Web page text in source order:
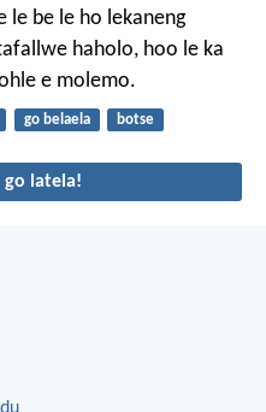
le be le ho lekaneng
haholo, hoo le ka
e molemo.
go belaela botse
go latela!